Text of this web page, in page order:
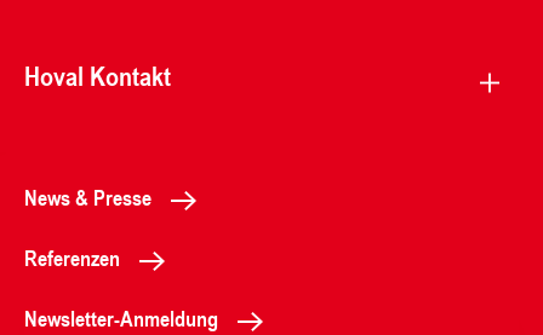
Hoval Kontakt
News & Presse
Referenzen
Newsletter-Anmeldung